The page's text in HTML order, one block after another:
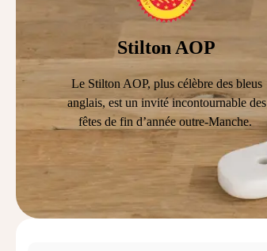
Stilton AOP
Le Stilton AOP, plus célèbre des bleus
anglais, est un invité incontournable des
fêtes de fin d’année outre-Manche.